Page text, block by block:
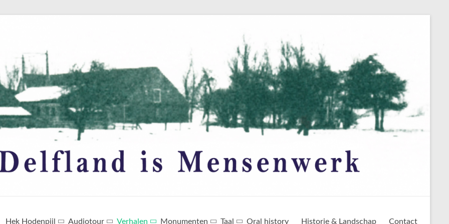
Hek Hodenpijl Audiotour Verhalen Monumenten Taal Oral history Historie & Landschap Contact